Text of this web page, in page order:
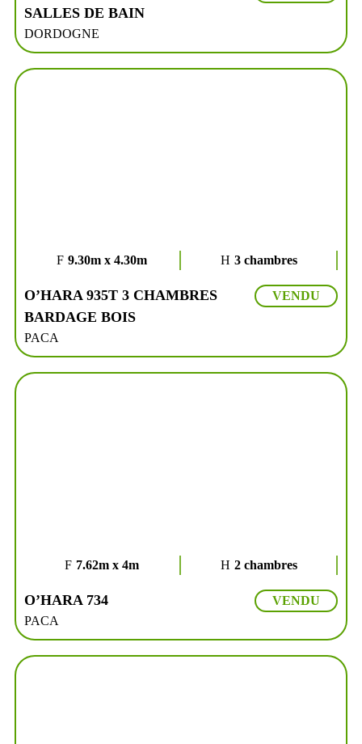
SALLES DE BAIN
DORDOGNE
9.30m x 4.30m 3 chambres
O’HARA 935T 3 CHAMBRES
BARDAGE BOIS
PACA
VENDU
7.62m x 4m 2 chambres
O’HARA 734
PACA
VENDU